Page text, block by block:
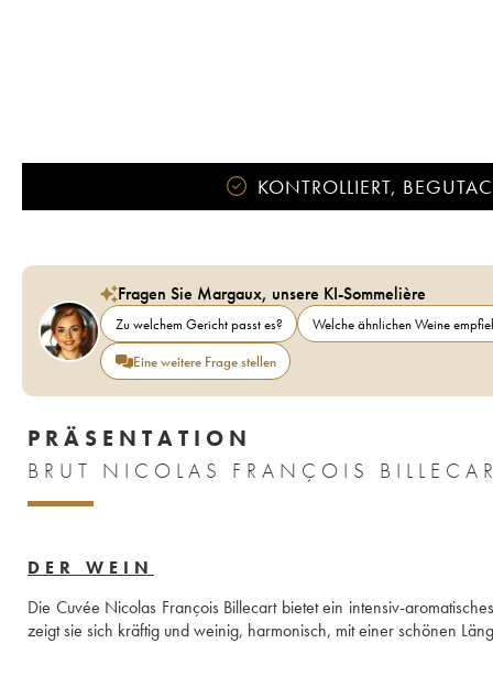
KONTROLLIERT,
Fragen Sie Margaux, unsere KI-Sommelière
Zu welchem Gericht passt es? Welche ähnlichen Weine
Eine weitere Frage stellen
PRÄSENTATION
BRUT NICOLAS FRANÇOIS
DER WEIN
Die Cuvée Nicolas François Billecart bietet ein intensiv-
zeigt sie sich kräftig und weinig, harmonisch, mit einer schönen